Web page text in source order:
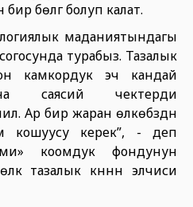
бөлүгү болуп калат.
маданиятындагы
турабыз. Тазалык
камкордук эч кандай
саясий чектерди
Ар бир жаран өлкөбүздүн
кошуусу керек”, - деп
коомдук фондунун
тазалык күнүнүн элчиси